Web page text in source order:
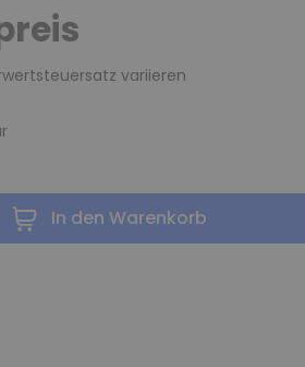
variieren
In den Warenkorb